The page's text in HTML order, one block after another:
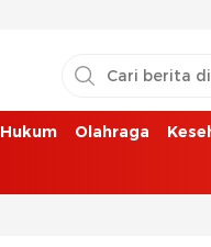
Hukum Olahraga